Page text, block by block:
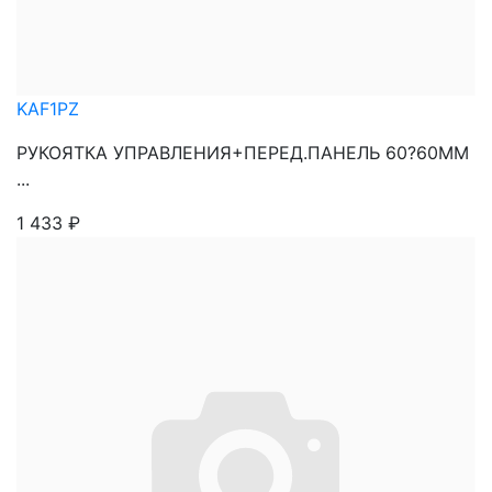
KAF1PZ
РУКОЯТКА УПРАВЛЕНИЯ+ПЕРЕД.ПАНЕЛЬ 60?60ММ
...
1 433 ₽